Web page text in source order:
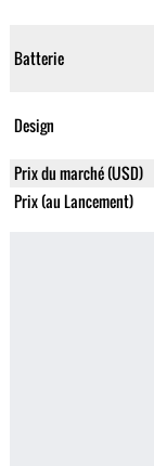
Batterie
Design
Prix du marché (USD)
Prix (au Lancement)